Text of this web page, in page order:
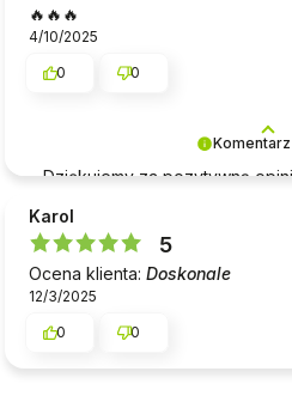
Dziękujemy za pozytywną
🔥🔥🔥
4/10/2025
0
0
Karol
5
Ocena klienta: Doskonale
12/3/2025
0
0